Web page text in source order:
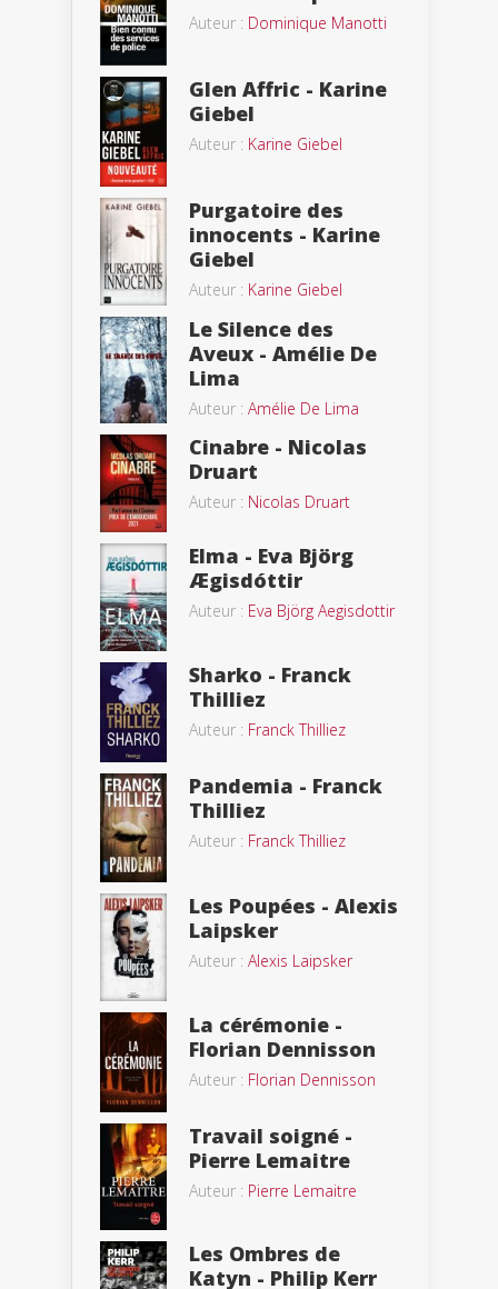
Auteur : Dominique Manotti
Glen Affric - Karine
Giebel
Auteur : Karine Giebel
Purgatoire des
innocents - Karine
Giebel
Auteur : Karine Giebel
Le Silence des
Aveux - Amélie De
Lima
Auteur : Amélie De Lima
Cinabre - Nicolas
Druart
Auteur : Nicolas Druart
Elma - Eva Björg
Ægisdóttir
Auteur : Eva Björg Aegisdottir
Sharko - Franck
Thilliez
Auteur : Franck Thilliez
Pandemia - Franck
Thilliez
Auteur : Franck Thilliez
Les Poupées - Alexis
Laipsker
Auteur : Alexis Laipsker
La cérémonie -
Florian Dennisson
Auteur : Florian Dennisson
Travail soigné -
Pierre Lemaitre
Auteur : Pierre Lemaitre
Les Ombres de
Katyn - Philip Kerr